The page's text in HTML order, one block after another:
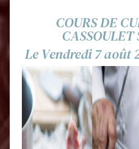
COURS DE
Le Vendredi 7 août